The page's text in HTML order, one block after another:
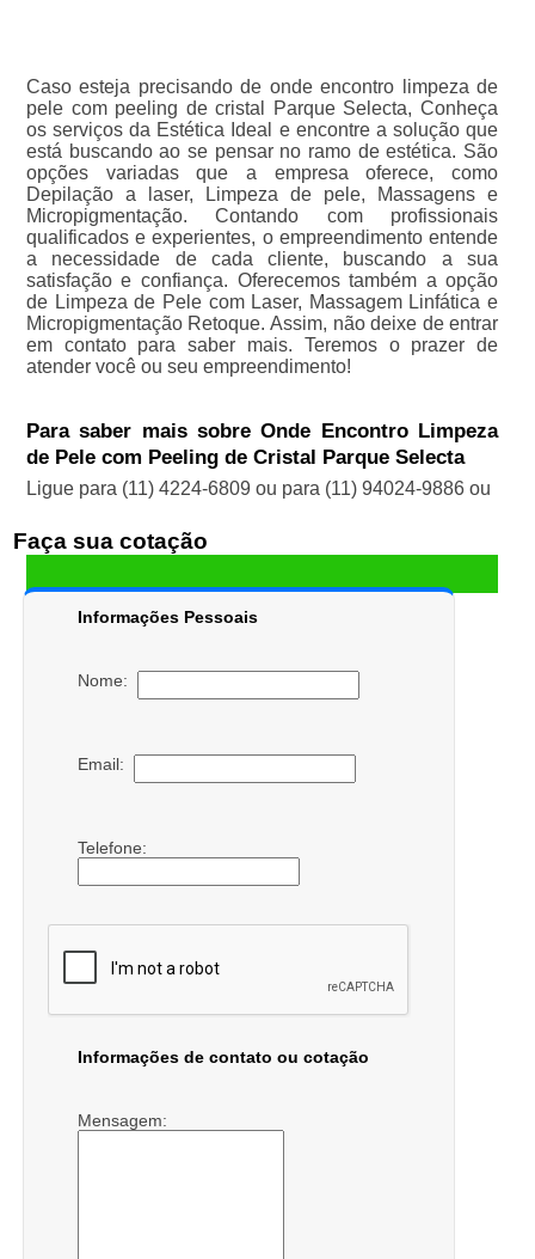
Caso esteja precisando de onde encontro limpeza de
pele com peeling de cristal Parque Selecta, Conheça
os serviços da Estética Ideal e encontre a solução que
está buscando ao se pensar no ramo de estética. São
opções variadas que a empresa oferece, como
Depilação a laser, Limpeza de pele, Massagens e
Micropigmentação. Contando com profissionais
qualificados e experientes, o empreendimento entende
a necessidade de cada cliente, buscando a sua
satisfação e confiança. Oferecemos também a opção
de Limpeza de Pele com Laser, Massagem Linfática e
Micropigmentação Retoque. Assim, não deixe de entrar
em contato para saber mais. Teremos o prazer de
atender você ou seu empreendimento!
Para saber mais sobre Onde Encontro Limpeza
de Pele com Peeling de Cristal Parque Selecta
Ligue para (11) 4224-6809 ou para (11) 94024-9886ou
Faça sua cotação
Informações Pessoais
Nome:
Email:
Telefone:
Informações de contato ou cotação
Mensagem: